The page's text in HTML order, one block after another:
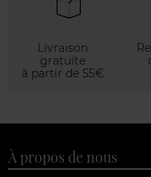
Livraison
gratuite
à partir de 55€
À propos de nous